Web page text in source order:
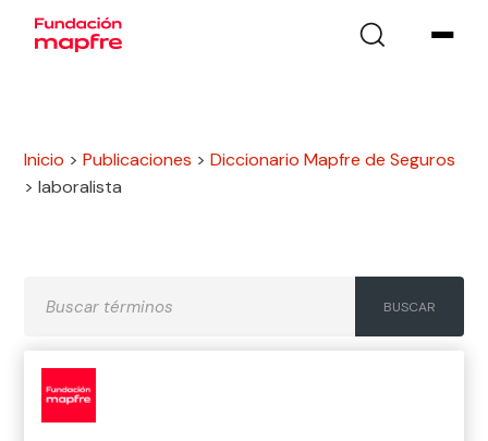
Inicio >Publicaciones >Diccionario Mapfre de Seguros
>laboralista